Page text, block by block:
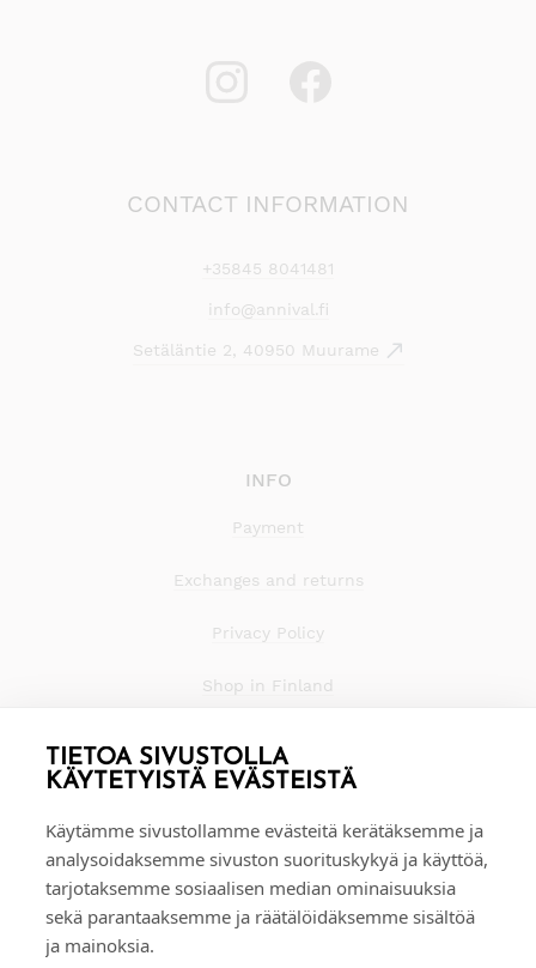
TIETOA SIVUSTOLLA
KÄYTETYISTÄ EVÄSTEISTÄ
Käytämme sivustollamme evästeitä kerätäksemme ja
analysoidaksemme sivuston suorituskykyä ja käyttöä,
tarjotaksemme sosiaalisen median ominaisuuksia
sekä parantaaksemme ja räätälöidäksemme sisältöä
ja mainoksia.
CONTACT INFORMATION
+35845 8041481
info@annival.fi
Setäläntie 2, 40950 Muurame
INFO
Payment
Exchanges and returns
Privacy Policy
Shop in Finland